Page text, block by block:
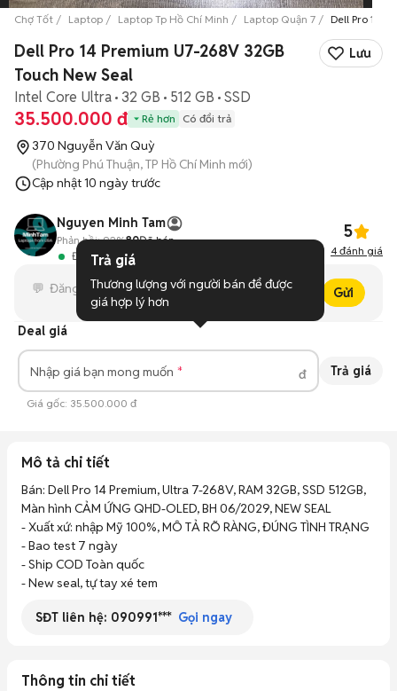
Chợ Tốt Laptop Laptop Tp Hồ Chí Minh Laptop Quận 7 Dell Pro 14
Dell Pro 14 Premium U7-268V 32GB
Touch New Seal
Lưu
Intel Core Ultra 32 GB 512 GB SSD
35.500.000 đ Rẻ hơn Có đổi trả
370 Nguyễn Văn Quỳ
(Phường Phú Thuận, TP Hồ Chí Minh mới)
Cập nhật10 ngày trước
Nguyen Minh Tam
Đang hoạt động
Phản hồi: 92%80Đã bán 5
4 đánh giá
Gửi
Deal giá
Nhập giá bạn mong muốn đ Trả giá
Giá gốc: 35.500.000 đ
Mô tả chi tiết
Bán: Dell Pro 14 Premium, Ultra 7-268V, RAM 32GB, SSD 512GB,
Màn hình CẢM ỨNG QHD-OLED, BH 06/2029, NEW SEAL
- Xuất xứ: nhập Mỹ 100%, MÔ TẢ RÕ RÀNG, ĐÚNG TÌNH TRẠNG
- Bao test 7 ngày
- Ship COD Toàn quốc
- New seal, tự tay xé tem
SĐT liên hệ: 090991*** Gọi ngay
Thông tin chi tiết
Trả giá
Thương lượng với người bán để được
giá hợp lý hơn